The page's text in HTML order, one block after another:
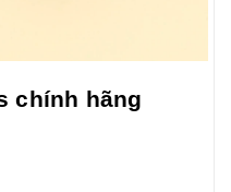
chính hãng